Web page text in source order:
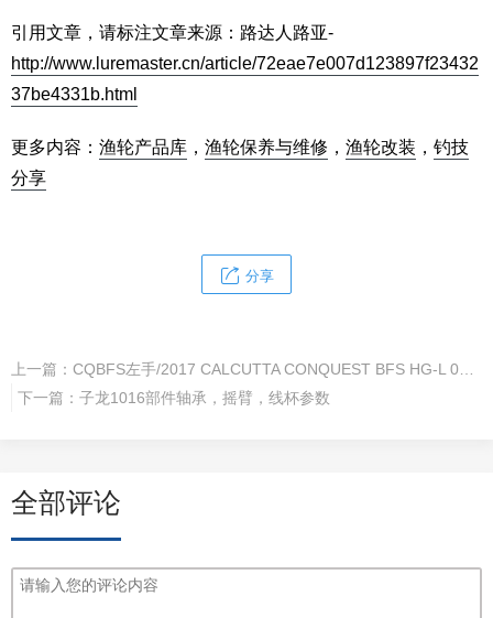
引用文章，请标注文章来源：路达人路亚-
http://www.luremaster.cn/article/72eae7e007d123897f23432
37be4331b.html
更多内容： 渔轮产品库 ， 渔轮保养与维修 ， 渔轮改装 ， 钓技
分享
分享
上一篇：
CQBFS左手/2017 CALCUTTA CONQUEST BFS HG-L 03676
下一篇： 子龙1016部件轴承，摇臂，线杯参数
全部评论